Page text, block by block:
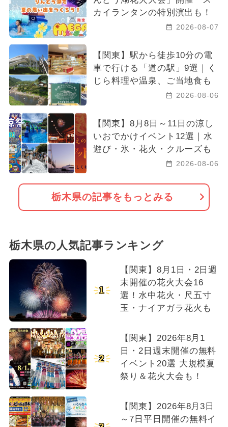
カイランタンの特別演出も！
2026-08-07
【関東】駅から徒歩10分の電
車で行ける「道の駅」9選｜く
じら料理や温泉、ご当地食も
2026-08-06
【関東】8月8日～11日の涼し
いおでかけイベント12選｜水
遊び・氷・花火・クルーズも
2026-08-06
栃木県の記事をもっとみる
栃木県の人気記事ランキング
1
【関東】8月1日・2日週
末開催の花火大会16
選！水中花火・尺五寸
玉・ナイアガラ花火も
2
【関東】2026年8月1
日・2日週末開催の無料
イベント20選 大規模夏
祭り＆花火大会も！
【関東】2026年8月3日
～7日平日開催の無料イ